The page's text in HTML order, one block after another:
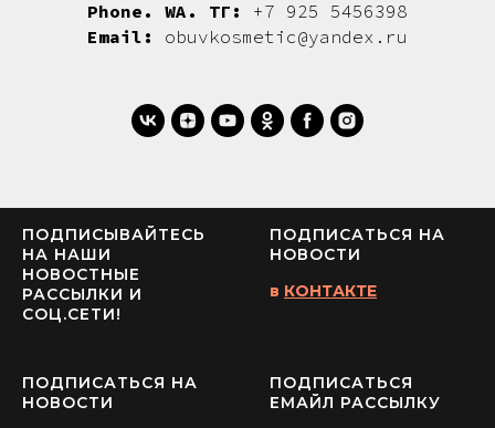
Phone. WA. ТГ:
+7 925 5456398
Email:
obuvkosmetic@yandex.ru
ПОДПИСЫВАЙТЕСЬ
НА НАШИ
НОВОСТНЫЕ
РАССЫЛКИ И
СОЦ.СЕТИ!
ПОДПИСАТЬСЯ НА
НОВОСТИ
в КОНТАКТЕ
ПОДПИСАТЬСЯ НА
НОВОСТИ
ПОДПИСАТЬСЯ
ЕМАЙЛ РАССЫЛКУ